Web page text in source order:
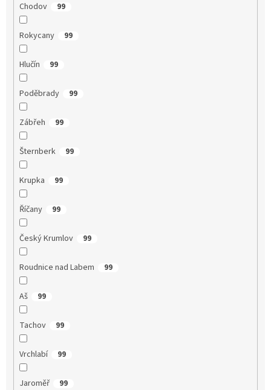
Chodov 99
Rokycany 99
Hlučín 99
Poděbrady 99
Zábřeh 99
Šternberk 99
Krupka 99
Říčany 99
Český Krumlov 99
Roudnice nad Labem 99
Aš 99
Tachov 99
Vrchlabí 99
Jaroměř 99